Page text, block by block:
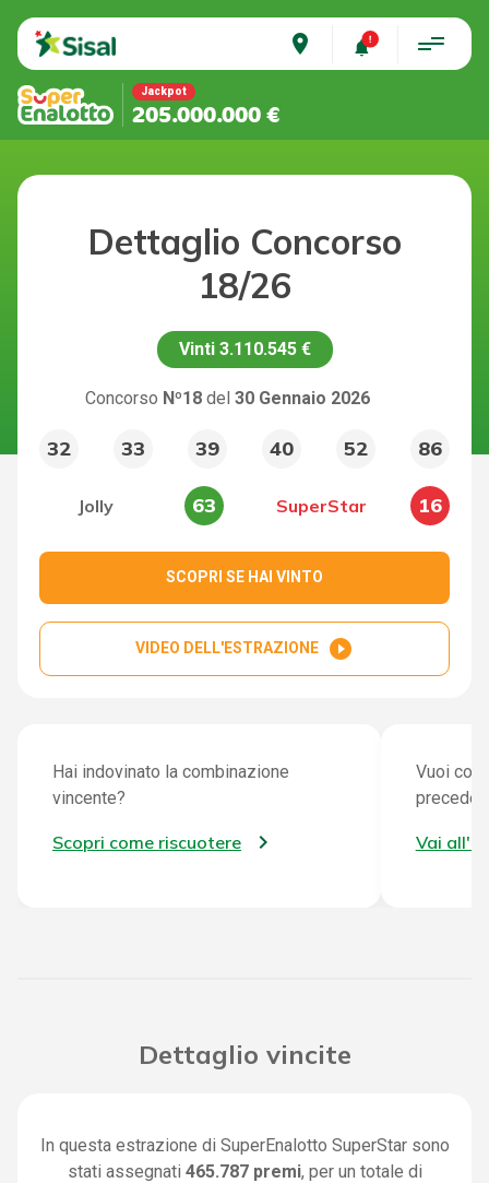
place
Jackpot
205.000.000 €
Dettaglio Concorso
18/26
Vinti 3.110.545 €
Concorso Nº18del 30 Gennaio 2026
32 33 39 40 52 86
Jolly 63 SuperStar 16
SCOPRI SE HAI VINTO
VIDEO DELL'ESTRAZIONE play_circle_filled
Hai indovinato la combinazione
vincente?
Scopri come riscuotere
Vuoi
Vai
Dettaglio vincite
In questa estrazione di SuperEnalotto SuperStar sono
stati assegnati 465.787 premi, per un totale di